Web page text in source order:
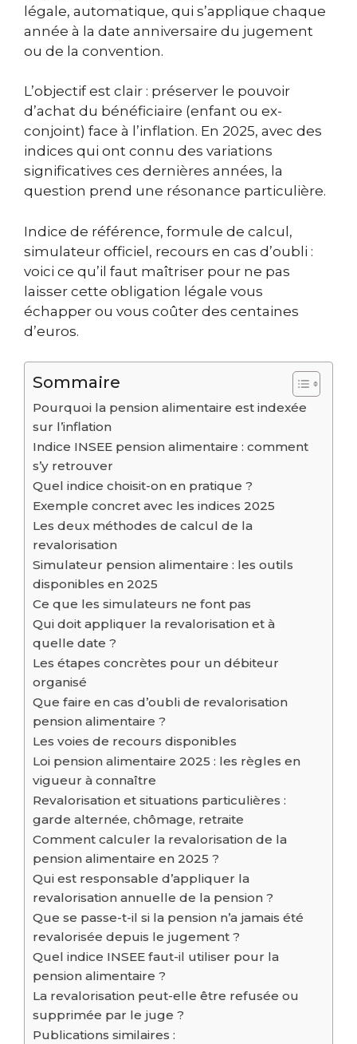
légale, automatique, qui s’applique chaque
année à la date anniversaire du jugement
ou de la convention.
L’objectif est clair : préserver le pouvoir
d’achat du bénéficiaire (enfant ou ex-
conjoint) face à l’inflation. En 2025, avec des
indices qui ont connu des variations
significatives ces dernières années, la
question prend une résonance particulière.
Indice de référence, formule de calcul,
simulateur officiel, recours en cas d’oubli :
voici ce qu’il faut maîtriser pour ne pas
laisser cette obligation légale vous
échapper ou vous coûter des centaines
d’euros.
Sommaire
Pourquoi la pension alimentaire est indexée
sur l’inflation
Indice INSEE pension alimentaire : comment
s’y retrouver
Quel indice choisit-on en pratique ?
Exemple concret avec les indices 2025
Les deux méthodes de calcul de la
revalorisation
Simulateur pension alimentaire : les outils
disponibles en 2025
Ce que les simulateurs ne font pas
Qui doit appliquer la revalorisation et à
quelle date ?
Les étapes concrètes pour un débiteur
organisé
Que faire en cas d’oubli de revalorisation
pension alimentaire ?
Les voies de recours disponibles
Loi pension alimentaire 2025 : les règles en
vigueur à connaître
Revalorisation et situations particulières :
garde alternée, chômage, retraite
Comment calculer la revalorisation de la
pension alimentaire en 2025 ?
Qui est responsable d’appliquer la
revalorisation annuelle de la pension ?
Que se passe-t-il si la pension n’a jamais été
revalorisée depuis le jugement ?
Quel indice INSEE faut-il utiliser pour la
pension alimentaire ?
La revalorisation peut-elle être refusée ou
supprimée par le juge ?
Publications similaires :